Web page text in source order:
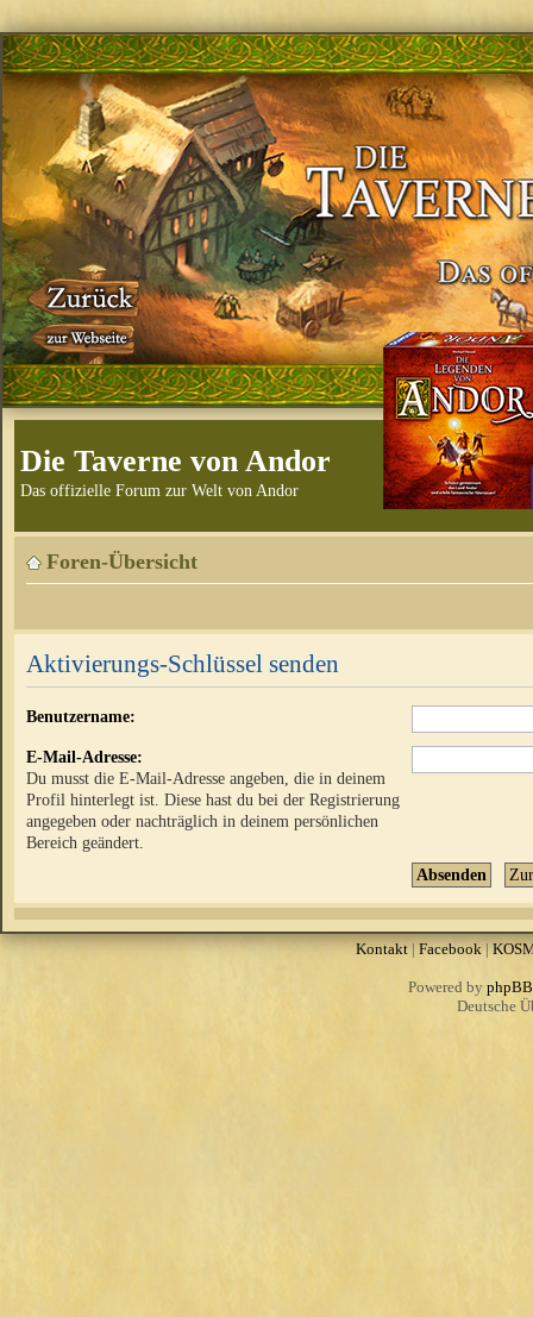
Die Taverne von Andor
Das offizielle Forum zur Welt von Andor
Foren-Übersicht
Aktivierungs-Schlüssel senden
Benutzername:
E-Mail-Adresse:
Du musst die E-Mail-Adresse angeben, die in deinem
Profil hinterlegt ist. Diese hast du bei der Registrierung
angegeben oder nachträglich in deinem persönlichen
Bereich geändert.
Kontakt| Facebook |
Powered by phpBB
Deutsche